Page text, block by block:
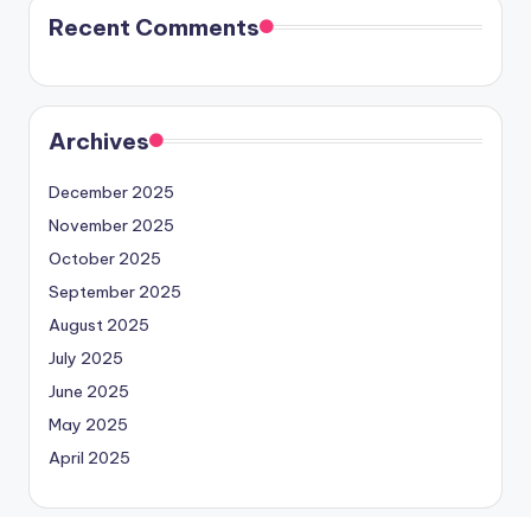
Recent Comments
Archives
December 2025
November 2025
October 2025
September 2025
August 2025
July 2025
June 2025
May 2025
April 2025